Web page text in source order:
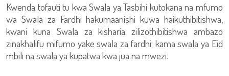
Kwenda tofauti tu kwa Swala ya Tasbihi kutokana na mfumo
wa Swala za Fardhi hakumaanishi kuwa haikuthibitishwa,
kwani kuna Swala za kisharia zilizothibitishwa ambazo
zinakhalifu mifumo yake swala za fardhi; kama swala ya Eid
mbili na swala ya kupatwa kwa jua na mwezi.